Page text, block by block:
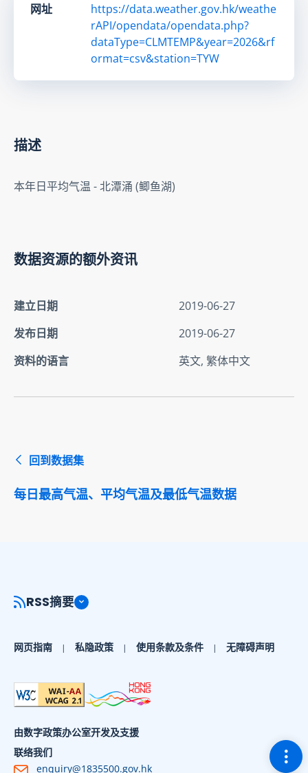
网址
https://data.weather.gov.hk/weathe
rAPI/opendata/opendata.php?
dataType=CLMTEMP&year=2026&rf
ormat=csv&station=TYW
描述
本年日平均气温 - 北潭涌 (鲫鱼湖)
数据资源的额外资讯
建立日期
2019-06-27
发布日期
2019-06-27
资料的语言
英文, 繁体中文
回到数据集
每日最高气温、平均气温及最低气温数据
切
RSS摘要
网页指南 私隐政策 使用条款及条件 无障碍声明
由数字政策办公室开发及支援
联络我们
enquiry@1835500.gov.hk